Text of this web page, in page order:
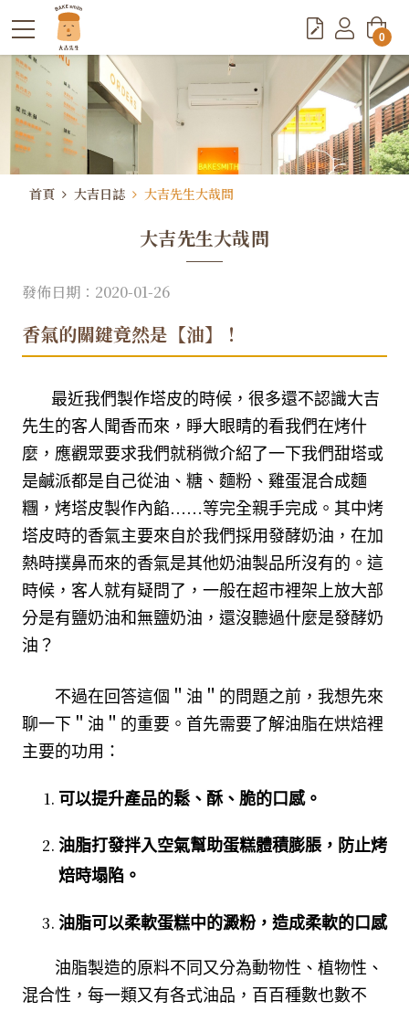
首頁 大吉日誌 大吉先生大哉問
大吉先生大哉問
發佈日期：2020-01-26
香氣的關鍵竟然是【油】！
最近我們製作塔皮的時候，很多還不認識大吉
先生的客人聞香而來，睜大眼睛的看我們在烤什
麼，應觀眾要求我們就稍微介紹了一下我們甜塔或
是鹹派都是自己從油、糖、麵粉、雞蛋混合成麵
糰，烤塔皮製作內餡……等完全親手完成。其中烤
塔皮時的香氣主要來自於我們採用發酵奶油，在加
熱時撲鼻而來的香氣是其他奶油製品所沒有的。這
時候，客人就有疑問了，一般在超市裡架上放大部
分是有鹽奶油和無鹽奶油，還沒聽過什麼是發酵奶
油？
不過在回答這個＂油＂的問題之前，我想先來
聊一下＂油＂的重要。首先需要了解油脂在烘焙裡
主要的功用：
可以提升產品的鬆、酥、脆的口感。
油脂打發拌入空氣幫助蛋糕體積膨脹，防止烤
焙時塌陷。
油脂可以柔軟蛋糕中的澱粉，造成柔軟的口感
油脂製造的原料不同又分為動物性、植物性、
混合性，每一類又有各式油品，百百種數也數不
0